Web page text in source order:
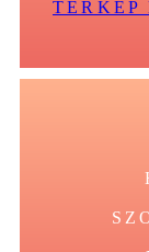
TÉRKÉP